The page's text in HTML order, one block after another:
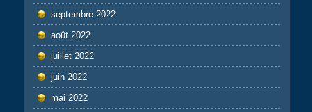
septembre 2022
août 2022
juillet 2022
juin 2022
mai 2022